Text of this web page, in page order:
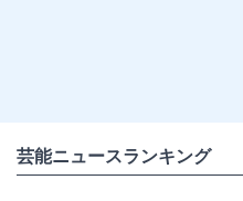
芸能ニュースランキング